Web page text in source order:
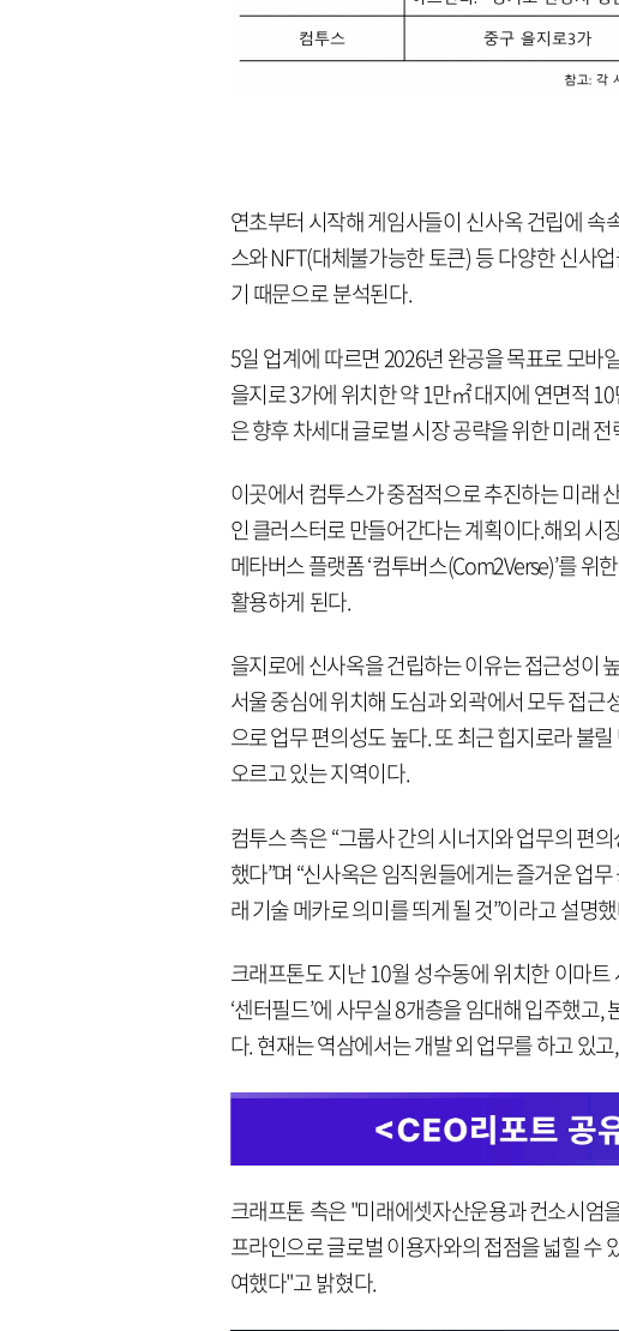
연초부터 시작해 게임사들이 신사옥 건립에
스와 NFT(대체불가능한 토큰) 등 다양한 신사
기 때문으로 분석된다.
5일 업계에 따르면 2026년 완공을 목표로 모바
을지로 3가에 위치한 약 1만㎡ 대지에 연면적
은 향후 차세대 글로벌 시장 공략을 위한 미래
이곳에서 컴투스가 중점적으로 추진하는 미래
인 클러스터로 만들어간다는 계획이다.해외 시
메타버스 플랫폼 ‘컴투버스(Com2Verse)’를
활용하게 된다.
을지로에 신사옥을 건립하는 이유는 접근성이
서울 중심에 위치해 도심과 외곽에서 모두 접
으로 업무 편의성도 높다. 또 최근 힙지로라 불
오르고 있는 지역이다.
컴투스 측은 “그룹사 간의 시너지와 업무의 편
했다”며 “신사옥은 임직원들에게는 즐거운 업
래 기술 메카로 의미를 띄게 될 것”이라고 설명
크래프톤도 지난 10월 성수동에 위치한 이마
‘센터필드’에 사무실 8개층을 임대해 입주했고
다. 현재는 역삼에서는 개발 외 업무를 하고 있
크래프톤 측은 "미래에셋자산운용과 컨소시엄
프라인으로 글로벌 이용자와의 접점을 넓힐 수
여했다"고 밝혔다.